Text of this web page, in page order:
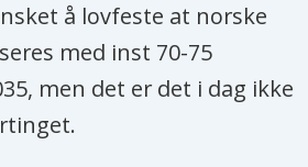
å lovfeste at norske
med inst 70-75
men det er det i dag ikke